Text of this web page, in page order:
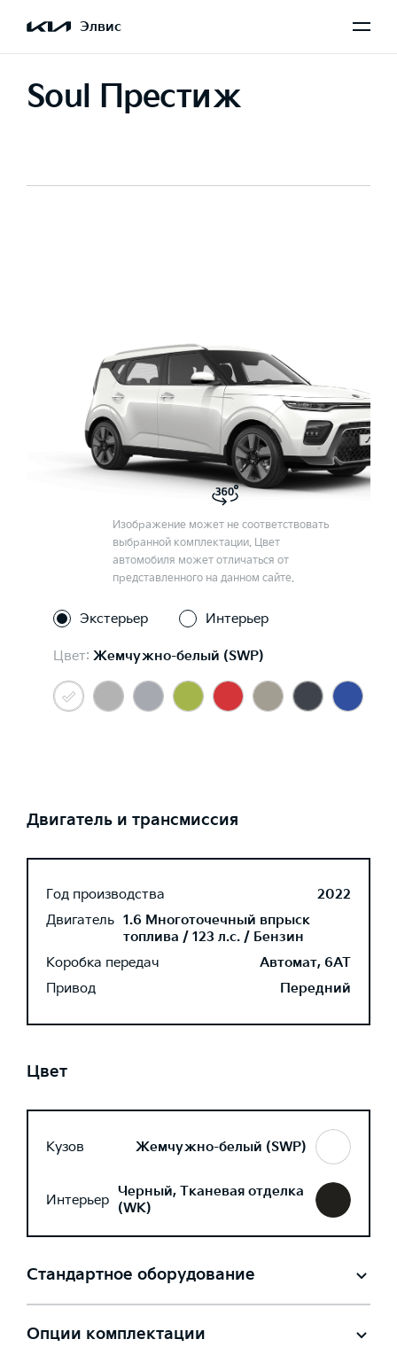
Элвис
Soul Престиж
Изображение может не соответствовать
выбранной комплектации. Цвет
автомобиля может отличаться от
представленного на данном сайте.
Экстерьер Интерьер
Цвет: Жемчужно-белый (SWP)
Двигатель и трансмиссия
Год производства
2022
Двигатель 1.6 Многоточечный впрыск
топлива / 123 л.с. / Бензин
Коробка передач
Автомат, 6AT
Привод
Передний
Цвет
Кузов Жемчужно-белый (SWP)
Интерьер Черный, Тканевая отделка
(WK)
Стандартное оборудование
Опции комплектации